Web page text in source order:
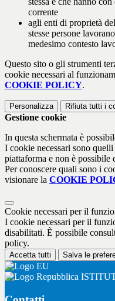
corrente
agli enti di proprietà
stesse persone
medesimo contesto
Questo sito o gli strumenti
cookie necessari al
COOKIE POLICY.
Personalizza Rifiuta tutti i
Gestione cookie
In questa schermata è
I cookie necessari sono
piattaforma e non è possibile
Per conoscere quali sono i
visionare la COOKIE
Cookie necessari per il
I cookie necessari per il
disabilitati. È possibile
policy.
Accetta tutti Salva le